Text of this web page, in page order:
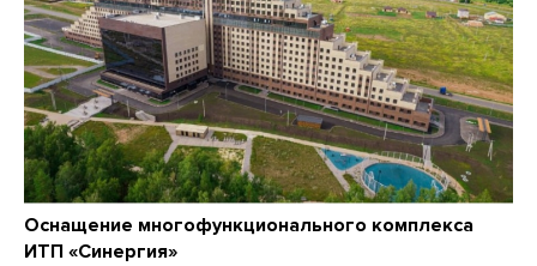
Оснащение многофункционального комплекса
ИТП «Синергия»